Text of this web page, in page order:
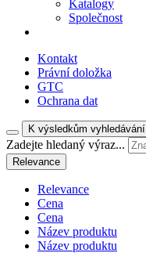
Katalogy
Společnost
Kontakt
Právní doložka
GTC
Ochrana dat
K výsledkům vyhledávání
Zadejte hledaný výraz...
Relevance
Relevance
Cena
Cena
Název produktu
Název produktu